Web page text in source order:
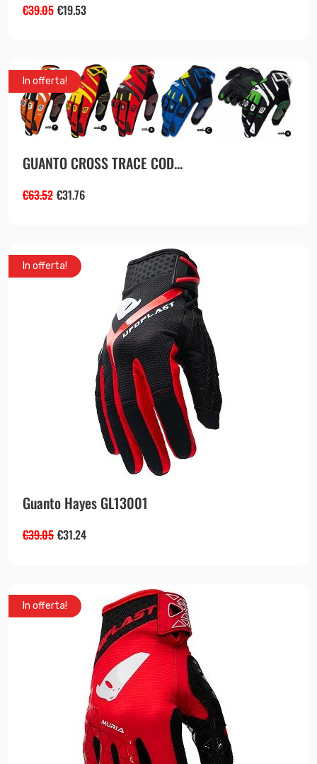
€39.05 €19.53
In offerta!
GUANTO CROSS TRACE COD...
€63.52 €31.76
In offerta!
Guanto Hayes GL13001
€39.05 €31.24
In offerta!